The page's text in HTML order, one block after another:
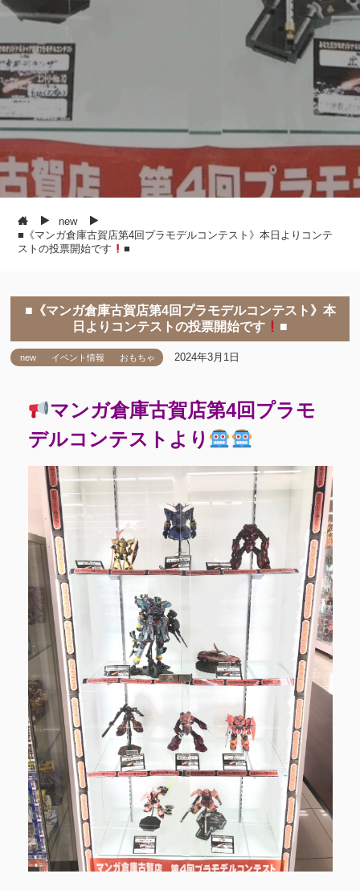
new
■《マンガ倉庫古賀店第4回プラモデルコンテスト》本日よりコンテ
ストの投票開始です
■
■《マンガ倉庫古賀店第4回プラモデルコンテスト》本
日よりコンテストの投票開始です
■
new イベント情報 おもちゃ 2024年3月1日
マンガ倉庫古賀店第4回プラモ
デルコンテストより